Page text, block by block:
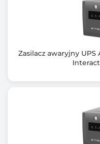
chroni twoje
zakłóceniami napięcia,
pozostając
wyposażony w port USB
ze wsparciem HID
natychmiastową
Obsługiwane systemy
Win. Vista 64bit; Win.
Napięcie wejściowe [V]:
Zasilacz awaryjny UPS